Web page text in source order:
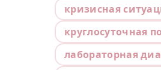
кризисная
круглосуточная
лабораторная